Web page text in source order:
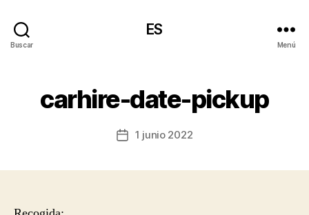
Buscar
ES
Menú
carhire-date-pickup
Fecha1 junio 2022